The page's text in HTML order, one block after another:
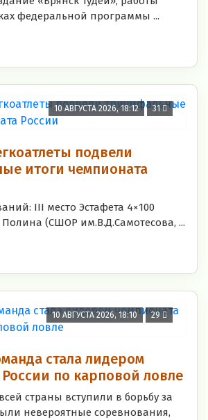
федеральной программы ...
10 АВГУСТА 2026, 18:12 31
подвели
итоги чемпионата
III место Эстафета 4×100
Полина (СШОР им.В.Д.Самотесова, ...
10 АВГУСТА 2026, 18:10 29
стала лидером
по карповой ловле
страны вступили в борьбу за
невероятные соревнования,